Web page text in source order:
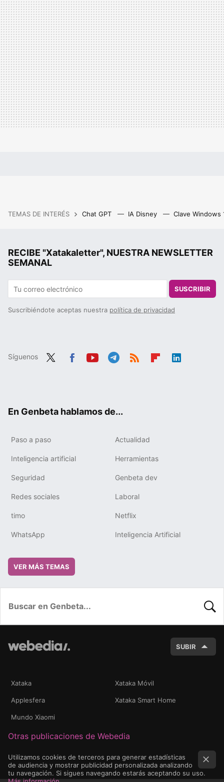
TEMAS DE INTERÉS Chat GPT IA Disney Clave Windows
RECIBE "Xatakaletter", NUESTRA NEWSLETTER
SEMANAL
SUSCRIBIR
Suscribiéndote aceptas nuestra política de privacidad
Síguenos
En Genbeta hablamos de...
Paso a paso Actualidad
Inteligencia artificial Herramientas
Seguridad Genbeta dev
Redes sociales Laboral
timo Netflix
WhatsApp Inteligencia Artificial
VER MÁS TEMAS
SUBIR
Xataka Xataka Móvil
Applesfera Xataka Smart Home
Mundo Xiaomi
Otras publicaciones de Webedia
Utilizamos cookies de terceros para generar estadísticas
de audiencia y mostrar publicidad personalizada analizando
tu navegación. Si sigues navegando estarás aceptando su uso.